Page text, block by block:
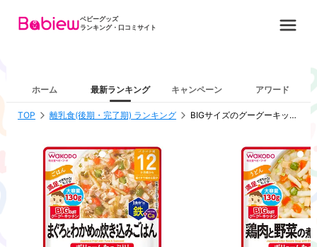
ベビーグッズ
ランキング・口コミサイト
ホーム 最新ランキング キャンペーン アワード
TOP 離乳食(後期・完了期) ランキング BIGサイズのグーグーキッチンシリーズ